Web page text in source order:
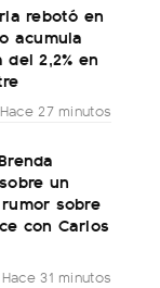
rebotó en
acumula
2,2% en
Hace 27 minutos
un
sobre
con Carlos
Hace 31 minutos